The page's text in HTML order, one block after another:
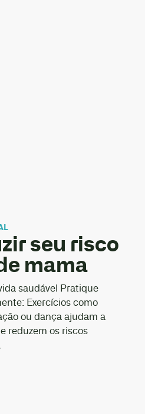
seu risco
mama
saudável Pratique
Exercícios como
ou dança ajudam a
reduzem os riscos